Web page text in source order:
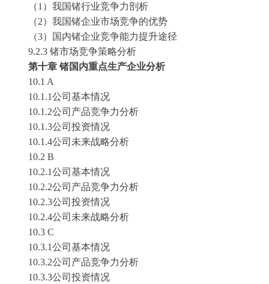
（1）我国锗行业竞争力剖析
（2）我国锗企业市场竞争的优势
（3）国内锗企业竞争能力提升途径
9.2.3 锗市场竞争策略分析
第十章 锗国内重点生产企业分析
10.1 A
10.1.1公司基本情况
10.1.2公司产品竞争力分析
10.1.3公司投资情况
10.1.4公司未来战略分析
10.2 B
10.2.1公司基本情况
10.2.2公司产品竞争力分析
10.2.3公司投资情况
10.2.4公司未来战略分析
10.3 C
10.3.1公司基本情况
10.3.2公司产品竞争力分析
10.3.3公司投资情况